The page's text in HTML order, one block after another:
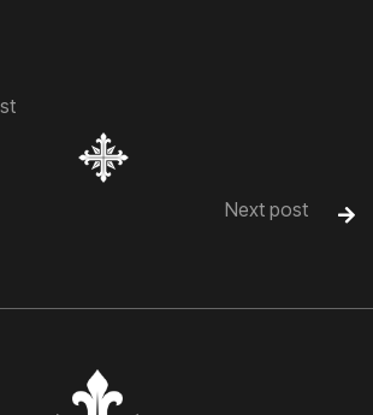
Next post 